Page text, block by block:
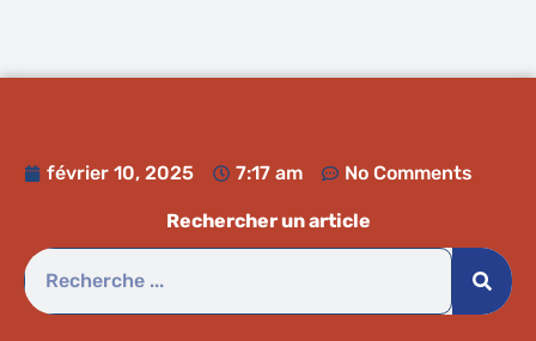
février 10, 2025 7:17 am No Comments
Rechercher un article